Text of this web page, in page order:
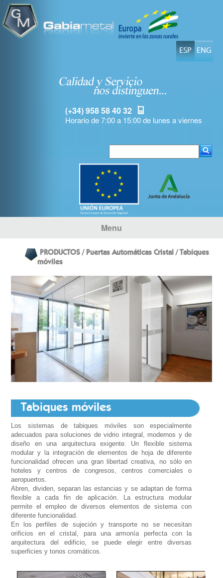
ESP ENG
(+34) 958 58 40 32
Horario de 7:00 a 15:00 de lunes a viernes
Menu
PRODUCTOS / Puertas Automáticas Cristal / Tabiques
móviles
Tabiques móviles
Los sistemas de tabiques móviles son especialmente
adecuados para soluciones de vidrio integral, modernos y de
diseño en una arquitectura exigente. Un flexible sistema
modular y la integración de elementos de hoja de diferente
funcionalidad ofrecen una gran libertad creativa, no sólo en
hoteles y centros de congresos, centros comerciales o
aeropuertos.
Abren, dividen, separan las estancias y se adaptan de forma
flexible a cada fin de aplicación. La estructura modular
permite el empleo de diversos elementos de sistema con
diferente funcionalidad.
En los perfiles de sujeción y transporte no se necesitan
orificios en el cristal, para una armonía perfecta con la
arquitectura del edificio, se puede elegir entre diversas
superficies y tonos cromáticos.